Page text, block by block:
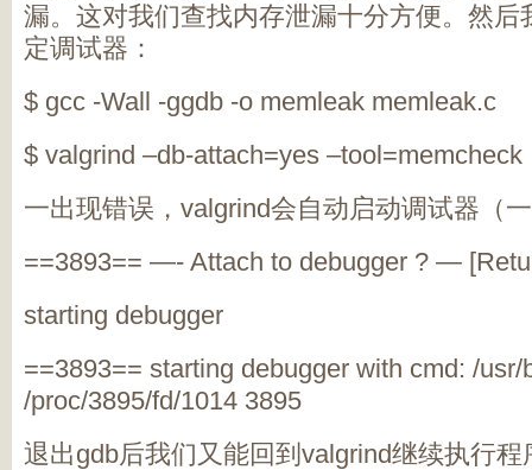
漏。这对我们查找内存泄漏十分方便。然后
定调试器：
$ gcc -Wall -ggdb -o memleak memleak.c
$ valgrind –db-attach=yes –tool=memcheck
一出现错误， valgrind会自动启动调试器（
==3893== —- Attach to debugger ? —
starting debugger
==3893== starting debugger with cmd: /usr/
/proc/3895/fd/1014 3895
退出gdb后我们又能回到 valgrind继续执行程